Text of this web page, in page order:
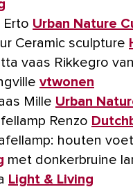
Erto Urban Nature
Ceramic sculpture
vaas Rikkegro van
vtwonen
Mille Urban
Renzo
houten
met donkerbruine
Light & Living